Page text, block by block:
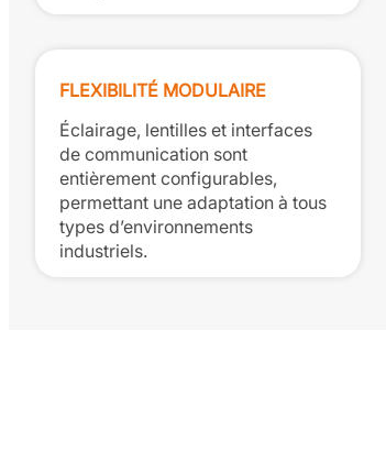
FLEXIBILITÉ MODULAIRE
Éclairage, lentilles et interfaces
de communication sont
entièrement configurables,
permettant une adaptation à tous
types d’environnements
industriels.